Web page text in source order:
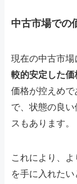
中古市場での
現在の中古市
較的安定した
価格が控えめ
で、状態の良
スもあります。
これにより、
を手に入れた